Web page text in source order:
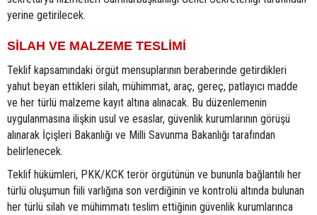
yerine getirilecek.
SİLAH VE MALZEME TESLİMİ
Teklif kapsamındaki örgüt mensuplarının beraberinde getirdikleri
yahut beyan ettikleri silah, mühimmat, araç, gereç, patlayıcı madde
ve her türlü malzeme kayıt altına alınacak. Bu düzenlemenin
uygulanmasına ilişkin usul ve esaslar, güvenlik kurumlarının görüşü
alınarak İçişleri Bakanlığı ve Milli Savunma Bakanlığı tarafından
belirlenecek.
Teklif hükümleri, PKK/KCK terör örgütünün ve bununla bağlantılı her
türlü oluşumun fiili varlığına son verdiğinin ve kontrolü altında bulunan
her türlü silah ve mühimmatı teslim ettiğinin güvenlik kurumlarınca